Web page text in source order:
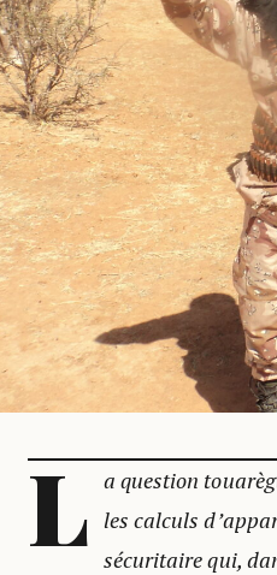
L a question
les calculs
sécuritaire qui,